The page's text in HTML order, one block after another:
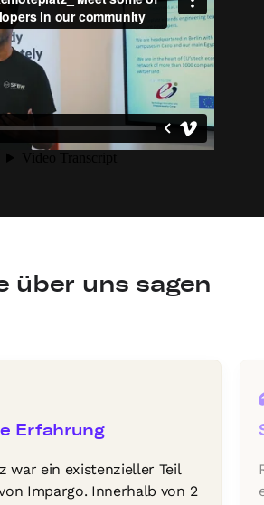
über uns sagen
Erfahrung
war ein existenzieller Teil
Impargo. Innerhalb von 2